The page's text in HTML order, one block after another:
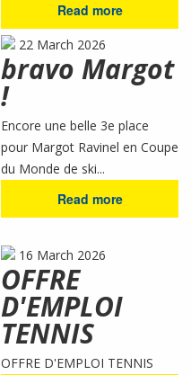
Read more
22 March 2026
bravo Margot
!
Encore une belle 3e place
pour Margot Ravinel en Coupe
du Monde de ski...
Read more
16 March 2026
OFFRE
D'EMPLOI
TENNIS
OFFRE D'EMPLOI TENNIS